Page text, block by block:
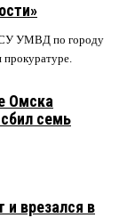
СУ УМВД по городу
прокуратуре.
Омска
семь
и врезался в